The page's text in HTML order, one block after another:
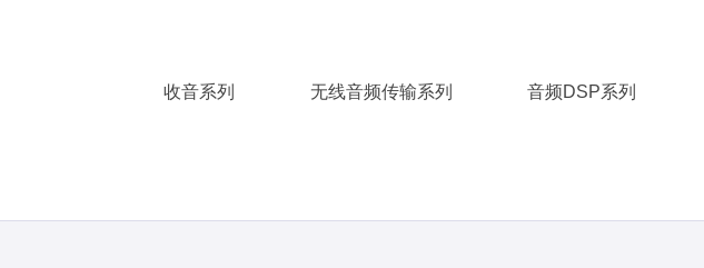
收音系列 无线音频传输系列 音频DSP系列